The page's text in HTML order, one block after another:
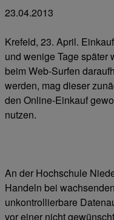
23.04.2013
Krefeld, 23. April.
und wenige Tage später
beim Web-Surfen
werden, mag dieser
den Online-Einkauf
nutzen.
An der Hochschule
Handeln bei
unkontrollierbare
vor einer nicht